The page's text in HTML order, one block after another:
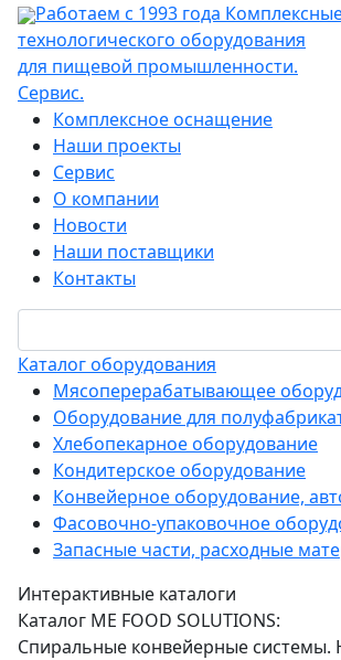
Работаем с 1993 года
технологического оборудования
для пищевой промышленности.
Сервис.
Комплексное оснащение
Наши проекты
Сервис
О компании
Новости
Наши поставщики
Контакты
Каталог оборудования
Мясоперерабатывающее
Оборудование для
Хлебопекарное оборудование
Кондитерское оборудование
Конвейерное оборудование,
Фасовочно-упаковочное
Запасные части, расходные
Интерактивные каталоги
Каталог ME FOOD SOLUTIONS:
Спиральные конвейерные системы.